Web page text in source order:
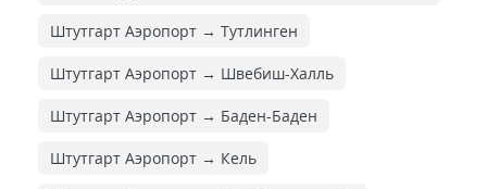
Штутгарт Аэропорт → Тутлинген
Штутгарт Аэропорт → Швебиш-Халль
Штутгарт Аэропорт → Баден-Баден
Штутгарт Аэропорт → Кель